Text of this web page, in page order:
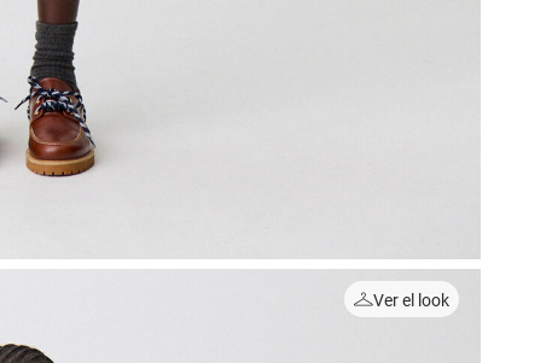
Ver el look